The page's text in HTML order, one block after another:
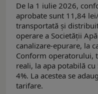
De la 1 iulie 2026,
aprobate sunt 11,84
transportată și
operare a Societății
canalizare-epurare, la
Conform operatorului,
reali, la apa potabilă
4%. La acestea se
tarifare.